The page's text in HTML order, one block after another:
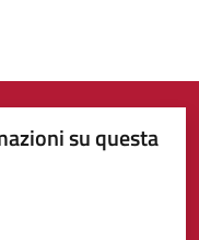
su questa